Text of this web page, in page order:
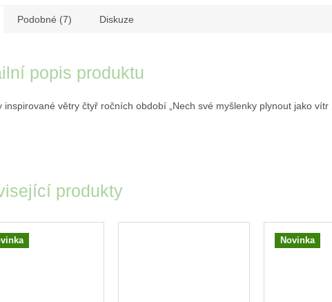
produkty
Novinka
Podobné (7) Diskuze
popis produktu
inspirované větry čtyř ročních období „Nech své myšlenky plynout jako vítr